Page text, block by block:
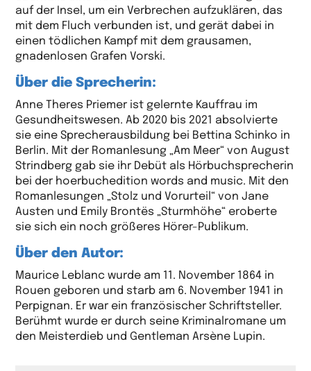
auf der Insel, um ein Verbrechen aufzuklären, das
mit dem Fluch verbunden ist, und gerät dabei in
einen tödlichen Kampf mit dem grausamen,
gnadenlosen Grafen Vorski.
Über die Sprecherin:
Anne Theres Priemer ist gelernte Kauffrau im
Gesundheitswesen. Ab 2020 bis 2021 absolvierte
sie eine Sprecherausbildung bei Bettina Schinko in
Berlin. Mit der Romanlesung „Am Meer“ von August
Strindberg gab sie ihr Debüt als Hörbuchsprecherin
bei der hoerbuchedition words and music. Mit den
Romanlesungen „Stolz und Vorurteil“ von Jane
Austen und Emily Brontës „Sturmhöhe“ eroberte
sie sich ein noch größeres Hörer-Publikum.
Über den Autor:
Maurice Leblanc wurde am 11. November 1864 in
Rouen geboren und starb am 6. November 1941 in
Perpignan. Er war ein französischer Schriftsteller.
Berühmt wurde er durch seine Kriminalromane um
den Meisterdieb und Gentleman Arsène Lupin.